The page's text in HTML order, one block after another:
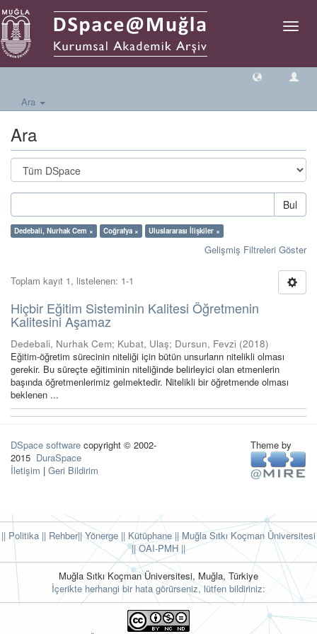
Geçiş
Ara
Ara
Bul
Dedebali, Nurhak Cem × Coğrafya × Uluslararası İlişkiler ×
Gelişmiş Filtreleri Göster
Toplam kayıt 1, listelenen: 1-1
Hiçbir Eğitim Sisteminin Kalitesi Öğretmenin
Kalitesini Aşamaz
Dedebali, Nurhak Cem; Kubat, Ulaş; Dursun, Fevzi (2018)
Eğitim-öğretim sürecinin niteliği için bütün unsurların nitelikli olması
gerekir. Bu süreçte eğitiminin niteliğinde belirleyici olan etmenlerin
başında öğretmenlerimiz gelmektedir. Nitelikli bir öğretmende olması
beklenen ...
DSpace software copyright © 2002-
2015 DuraSpace
İletişim | Geri Bildirim
Theme by
|| Politika || Rehber|| Yönerge || Kütüphane|| Muğla Sıtkı Koçman Üniversitesi
||OAI-PMH ||
Muğla Sıtkı Koçman Üniversitesi, Muğla, Türkiye
İçerikte herhangi bir hata görürseniz, lütfen bildiriniz: